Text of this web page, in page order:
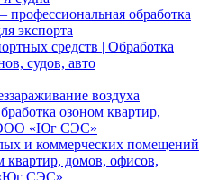
обработка
экспорта
средств | Обработка
судов, авто
воздуха
озоном квартир,
ООО «Юг СЭС»
и коммерческих помещений
квартир, домов, офисов,
СЭС»